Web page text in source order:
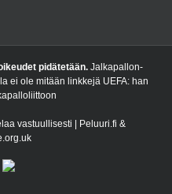
pidätetään.Jalkapallon-
ei ole mitään linkkejä UEFA: han
vastuullisesti | Peluuri.fi &